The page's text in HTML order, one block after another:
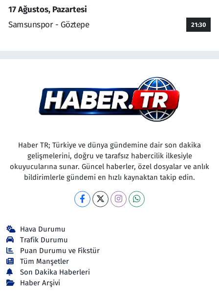
17 Ağustos, Pazartesi
Samsunspor - Göztepe
21:30
Haber TR; Türkiye ve dünya gündemine dair son dakika
gelişmelerini, doğru ve tarafsız habercilik ilkesiyle
okuyucularına sunar. Güncel haberler, özel dosyalar ve anlık
bildirimlerle gündemi en hızlı kaynaktan takip edin.
Hava Durumu
Trafik Durumu
Puan Durumu ve Fikstür
Tüm Manşetler
Son Dakika Haberleri
Haber Arşivi